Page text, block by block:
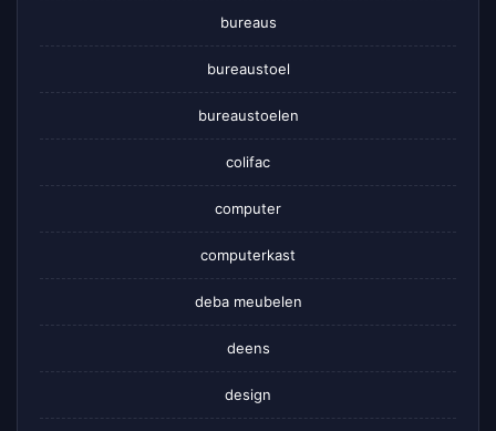
bureaus
bureaustoel
bureaustoelen
colifac
computer
computerkast
deba meubelen
deens
design